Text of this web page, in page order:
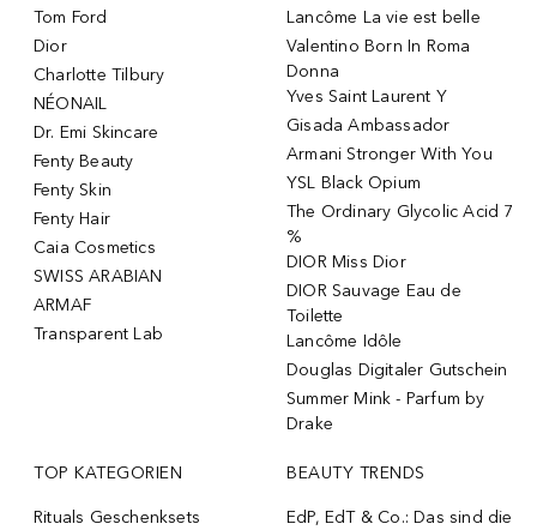
Tom Ford
Dior
Charlotte Tilbury
NÉONAIL
Dr. Emi Skincare
Fenty Beauty
Fenty Skin
Fenty Hair
Caia Cosmetics
SWISS ARABIAN
ARMAF
Transparent Lab
Lancôme La vie est belle
Valentino Born In Roma
Donna
Yves Saint Laurent Y
Gisada Ambassador
Armani Stronger With You
YSL Black Opium
The Ordinary Glycolic Acid 7
%
DIOR Miss Dior
DIOR Sauvage Eau de
Toilette
Lancôme Idôle
Douglas Digitaler Gutschein
Summer Mink - Parfum by
Drake
TOP KATEGORIEN
Rituals Geschenksets
BEAUTY TRENDS
EdP, EdT & Co.: Das sind die